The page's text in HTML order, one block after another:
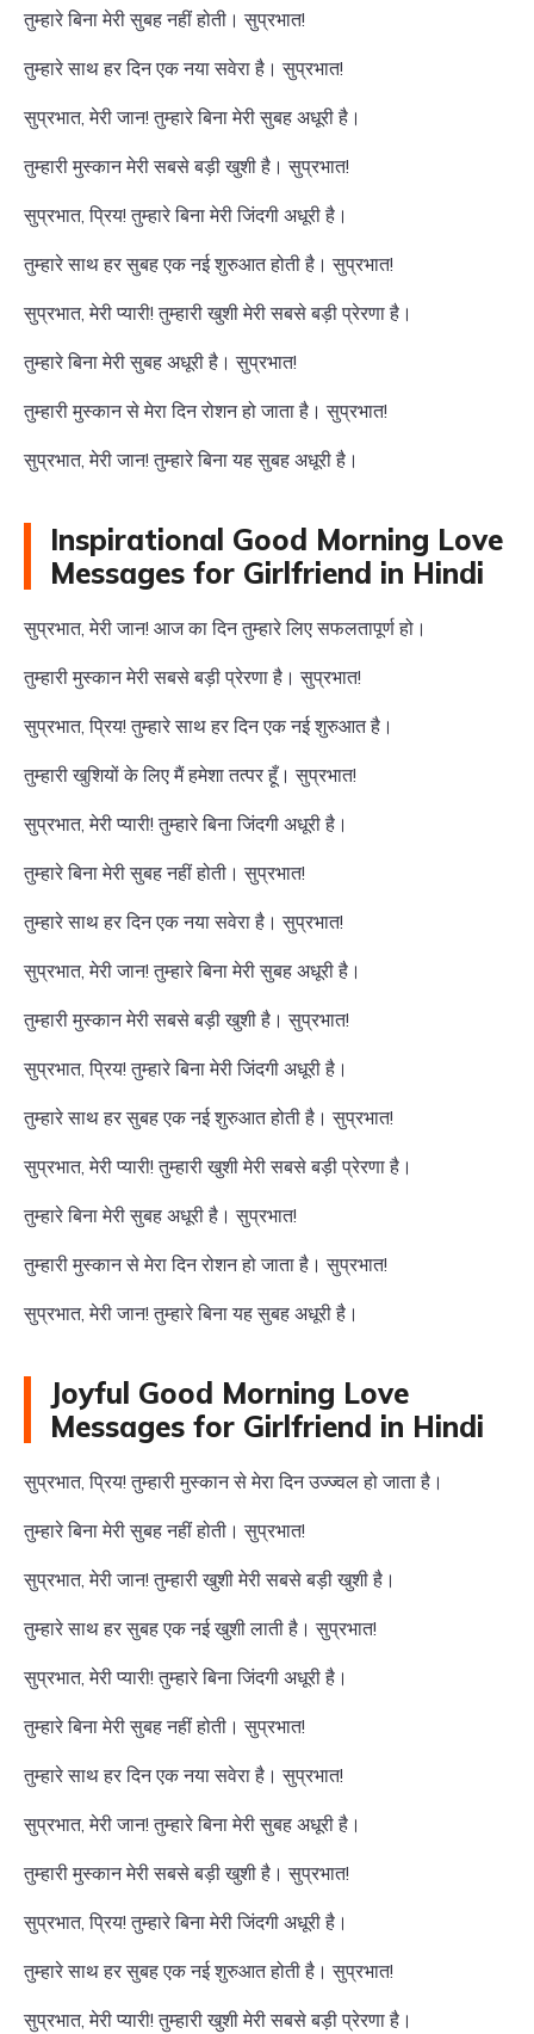
तुम्हारे बिना मेरी सुबह नहीं होती। सुप्रभात!
तुम्हारे साथ हर दिन एक नया सवेरा है। सुप्रभात!
सुप्रभात, मेरी जान! तुम्हारे बिना मेरी सुबह अधूरी है।
तुम्हारी मुस्कान मेरी सबसे बड़ी खुशी है। सुप्रभात!
सुप्रभात, प्रिय! तुम्हारे बिना मेरी जिंदगी अधूरी है।
तुम्हारे साथ हर सुबह एक नई शुरुआत होती है। सुप्रभात!
सुप्रभात, मेरी प्यारी! तुम्हारी खुशी मेरी सबसे बड़ी प्रेरणा है।
तुम्हारे बिना मेरी सुबह अधूरी है। सुप्रभात!
तुम्हारी मुस्कान से मेरा दिन रोशन हो जाता है। सुप्रभात!
सुप्रभात, मेरी जान! तुम्हारे बिना यह सुबह अधूरी है।
Inspirational Good Morning Love
Messages for Girlfriend in Hindi
सुप्रभात, मेरी जान! आज का दिन तुम्हारे लिए सफलतापूर्ण हो।
तुम्हारी मुस्कान मेरी सबसे बड़ी प्रेरणा है। सुप्रभात!
सुप्रभात, प्रिय! तुम्हारे साथ हर दिन एक नई शुरुआत है।
तुम्हारी खुशियों के लिए मैं हमेशा तत्पर हूँ। सुप्रभात!
सुप्रभात, मेरी प्यारी! तुम्हारे बिना जिंदगी अधूरी है।
तुम्हारे बिना मेरी सुबह नहीं होती। सुप्रभात!
तुम्हारे साथ हर दिन एक नया सवेरा है। सुप्रभात!
सुप्रभात, मेरी जान! तुम्हारे बिना मेरी सुबह अधूरी है।
तुम्हारी मुस्कान मेरी सबसे बड़ी खुशी है। सुप्रभात!
सुप्रभात, प्रिय! तुम्हारे बिना मेरी जिंदगी अधूरी है।
तुम्हारे साथ हर सुबह एक नई शुरुआत होती है। सुप्रभात!
सुप्रभात, मेरी प्यारी! तुम्हारी खुशी मेरी सबसे बड़ी प्रेरणा है।
तुम्हारे बिना मेरी सुबह अधूरी है। सुप्रभात!
तुम्हारी मुस्कान से मेरा दिन रोशन हो जाता है। सुप्रभात!
सुप्रभात, मेरी जान! तुम्हारे बिना यह सुबह अधूरी है।
Joyful Good Morning Love
Messages for Girlfriend in Hindi
सुप्रभात, प्रिय! तुम्हारी मुस्कान से मेरा दिन उज्ज्वल हो जाता है।
तुम्हारे बिना मेरी सुबह नहीं होती। सुप्रभात!
सुप्रभात, मेरी जान! तुम्हारी खुशी मेरी सबसे बड़ी खुशी है।
तुम्हारे साथ हर सुबह एक नई खुशी लाती है। सुप्रभात!
सुप्रभात, मेरी प्यारी! तुम्हारे बिना जिंदगी अधूरी है।
तुम्हारे बिना मेरी सुबह नहीं होती। सुप्रभात!
तुम्हारे साथ हर दिन एक नया सवेरा है। सुप्रभात!
सुप्रभात, मेरी जान! तुम्हारे बिना मेरी सुबह अधूरी है।
तुम्हारी मुस्कान मेरी सबसे बड़ी खुशी है। सुप्रभात!
सुप्रभात, प्रिय! तुम्हारे बिना मेरी जिंदगी अधूरी है।
तुम्हारे साथ हर सुबह एक नई शुरुआत होती है। सुप्रभात!
सुप्रभात, मेरी प्यारी! तुम्हारी खुशी मेरी सबसे बड़ी प्रेरणा है।